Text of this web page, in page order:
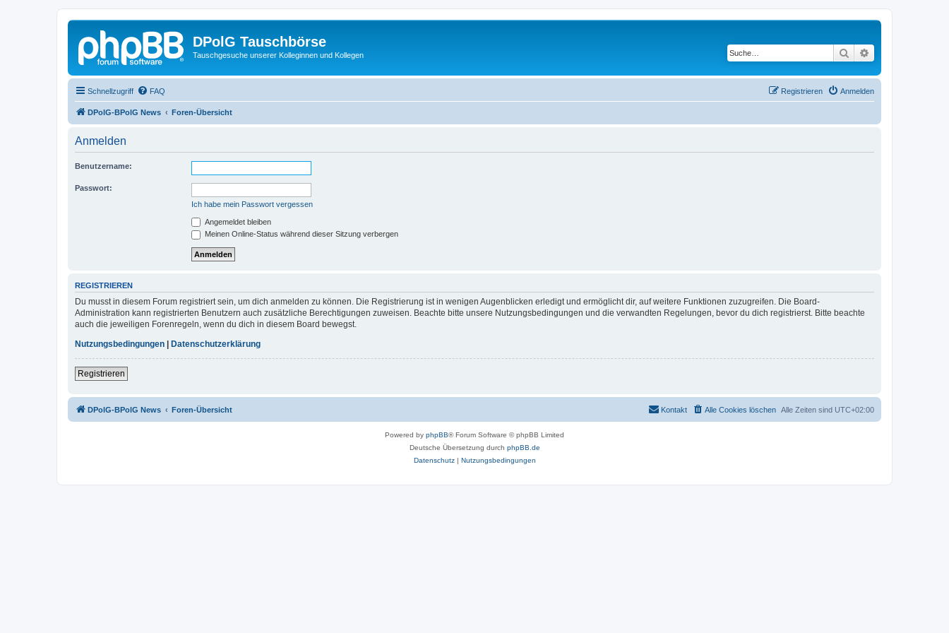
DPolG Tauschbörse
Tauschgesuche unserer Kolleginnen und Kollegen Suche
Schnellzugriff FAQ Anmelden
Registrieren
DPolG-BPolG News Foren-Übersicht
Anmelden
Benutzername:
Passwort:
Ich habe mein Passwort vergessen
Angemeldet bleiben
Meinen Online-Status während dieser Sitzung verbergen
REGISTRIEREN
Du musst in diesem Forum registriert sein, um dich anmelden zu können. Die Registrierung ist in wenigen Augenblicken erledigt und ermöglicht dir, auf weitere Funktionen zuzugreifen. Die Board-
Administration kann registrierten Benutzern auch zusätzliche Berechtigungen zuweisen. Beachte bitte unsere Nutzungsbedingungen und die verwandten Regelungen, bevor du dich registrierst. Bitte beachte
auch die jeweiligen Forenregeln, wenn du dich in diesem Board bewegst.
Nutzungsbedingungen
Datenschutzerklärung
Registrieren
DPolG-BPolG News Foren-Übersicht Alle Zeiten sind UTC+02:00
Alle Cookies löschen
Kontakt
Powered by phpBB® Forum Software © phpBB Limited
Deutsche Übersetzung durch phpBB.de
Datenschutz| Nutzungsbedingungen